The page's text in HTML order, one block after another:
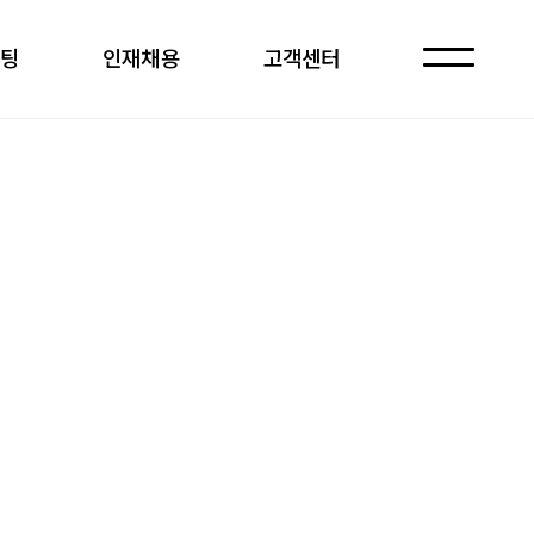
자주 묻는 질문
인재채용 고객센터